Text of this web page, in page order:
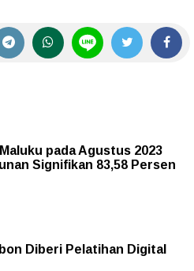
pada Agustus 2023
Signifikan 83,58 Persen
Diberi Pelatihan Digital